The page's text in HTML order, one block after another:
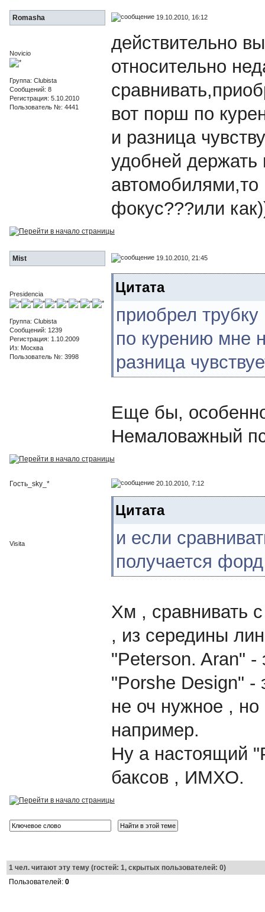
Romasha 19.10.2010, 16:12
Novicio
Группа: Clubista
Сообщений: 8
Регистрация: 5.10.2010
Пользователь №: 4441
действительно
относительно
вот порш по
и разница
удобней держать
автомобилями,то
фокус???или
Mist 19.10.2010, 21:45
Presidencia
Группа: Clubista
Сообщений: 1239
Регистрация: 1.10.2009
Из: Москва
Пользователь №: 3998
Цитата
приобрел
по курению мне
разница
Еще бы,
Немаловажный
Гость_sky_* 20.10.2010, 7:12
Visita
Цитата
и если
получается
Хм , сравнивать
, из середины
"Peterson. Aran"
"Porshe Design" -
не оч нужное ,
например.
Ну а настоящий
баксов , ИМХО.
1чел. читают эту тему (гостей: 1, скрытых пользователей: 0)
Пользователей: 0